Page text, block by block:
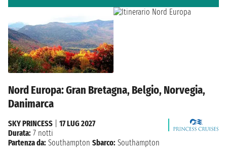
Nord Europa: Gran Bretagna, Belgio, Norvegia,
Danimarca
SKY PRINCESS
17 LUG 2027
Durata: 7 notti
Partenza da: Southampton Sbarco: Southampton